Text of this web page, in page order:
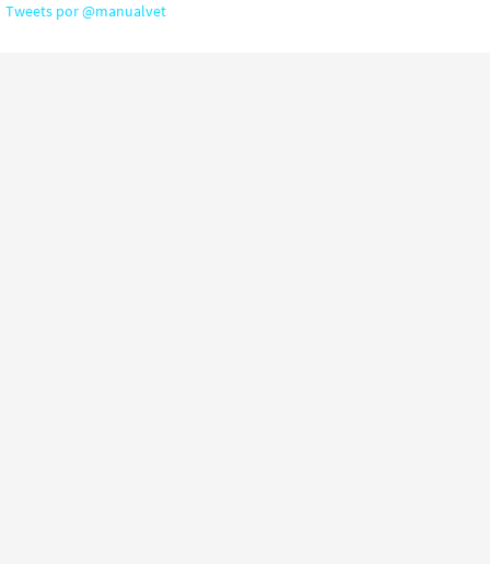
Tweets por @manualvet